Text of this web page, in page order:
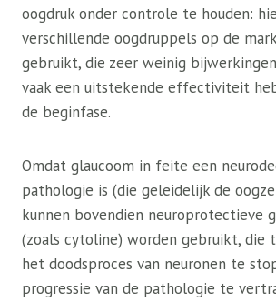
oogdruk onder controle te houden:
verschillende oogdruppels op de
gebruikt, die zeer weinig
vaak een uitstekende effectiviteit
de beginfase.
Omdat glaucoom in feite een
pathologie is (die geleidelijk de
kunnen bovendien neuroprotectieve
(zoals cytoline) worden gebruikt, die
het doodsproces van neuronen te
progressie van de pathologie te